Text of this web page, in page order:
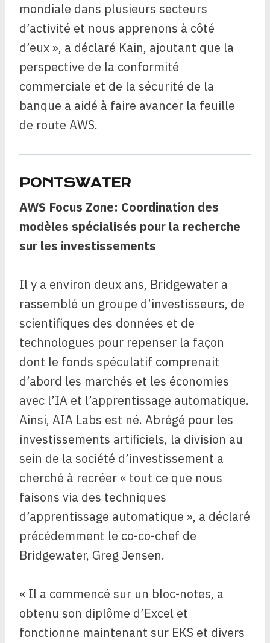
mondiale dans plusieurs secteurs
d’activité et nous apprenons à côté
d’eux », a déclaré Kain, ajoutant que la
perspective de la conformité
commerciale et de la sécurité de la
banque a aidé à faire avancer la feuille
de route AWS.
PONTSWATER
AWS Focus Zone: Coordination des
modèles spécialisés pour la recherche
sur les investissements
Il y a environ deux ans, Bridgewater a
rassemblé un groupe d’investisseurs, de
scientifiques des données et de
technologues pour repenser la façon
dont le fonds spéculatif comprenait
d’abord les marchés et les économies
avec l’IA et l’apprentissage automatique.
Ainsi, AIA Labs est né. Abrégé pour les
investissements artificiels, la division au
sein de la société d’investissement a
cherché à recréer « tout ce que nous
faisons via des techniques
d’apprentissage automatique », a déclaré
précédemment le co-co-chef de
Bridgewater, Greg Jensen.
« Il a commencé sur un bloc-notes, a
obtenu son diplôme d’Excel et
fonctionne maintenant sur EKS et divers